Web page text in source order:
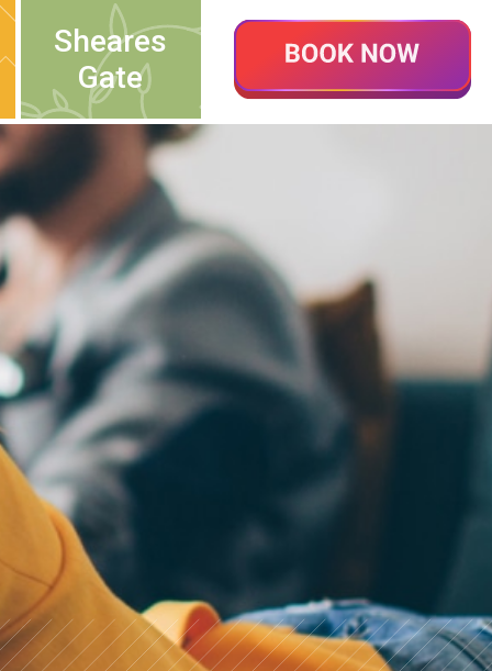
Sheares
Gate